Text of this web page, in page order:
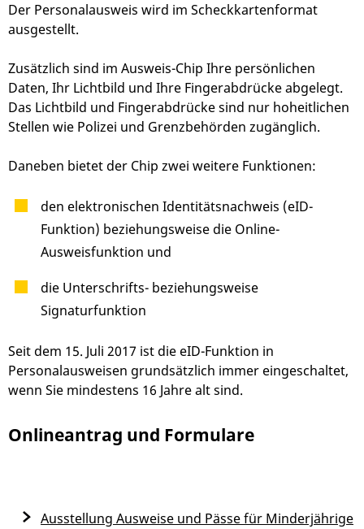
Der Personalausweis wird im Scheckkartenformat
ausgestellt.
Zusätzlich sind im Ausweis-Chip Ihre persönlichen
Daten, Ihr Lichtbild und Ihre Fingerabdrücke abgelegt.
Das Lichtbild und Fingerabdrücke sind nur hoheitlichen
Stellen wie Polizei und Grenzbehörden zugänglich.
Daneben bietet der Chip zwei weitere Funktionen:
den elektronischen Identitätsnachweis (eID-
Funktion) beziehungsweise die Online-
Ausweisfunktion und
die Unterschrifts- beziehungsweise
Signaturfunktion
Seit dem 15. Juli 2017 ist die eID-Funktion in
Personalausweisen grundsätzlich immer eingeschaltet,
wenn Sie mindestens 16 Jahre alt sind.
Onlineantrag und Formulare
Ausstellung Ausweise und Pässe für Minderjährige